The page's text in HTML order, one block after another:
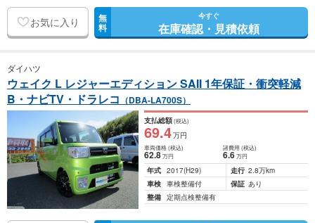
お気に入り 無
料
今すぐ
在庫確認・見積依頼
ダイハツ
ウェイク L レジャーエディション SAII 1年保証・衝突軽減
B・ナビTV・ドラレコ （DBA-LA700S）
支払総額(税込)
69.4万円
車両価格(税込)
62.8万円
諸費用 (税込)
6.6 万円
年式 2017(H29) 走行 2.8万km
車検 車検整備付 保証 あり
整備 定期点検整備有